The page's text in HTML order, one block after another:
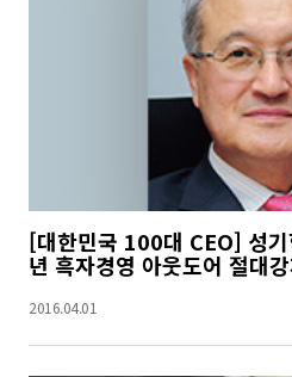
[대한민국 100대 CEO] 성
년 흑자경영 아웃도어 절대
2016.04.01